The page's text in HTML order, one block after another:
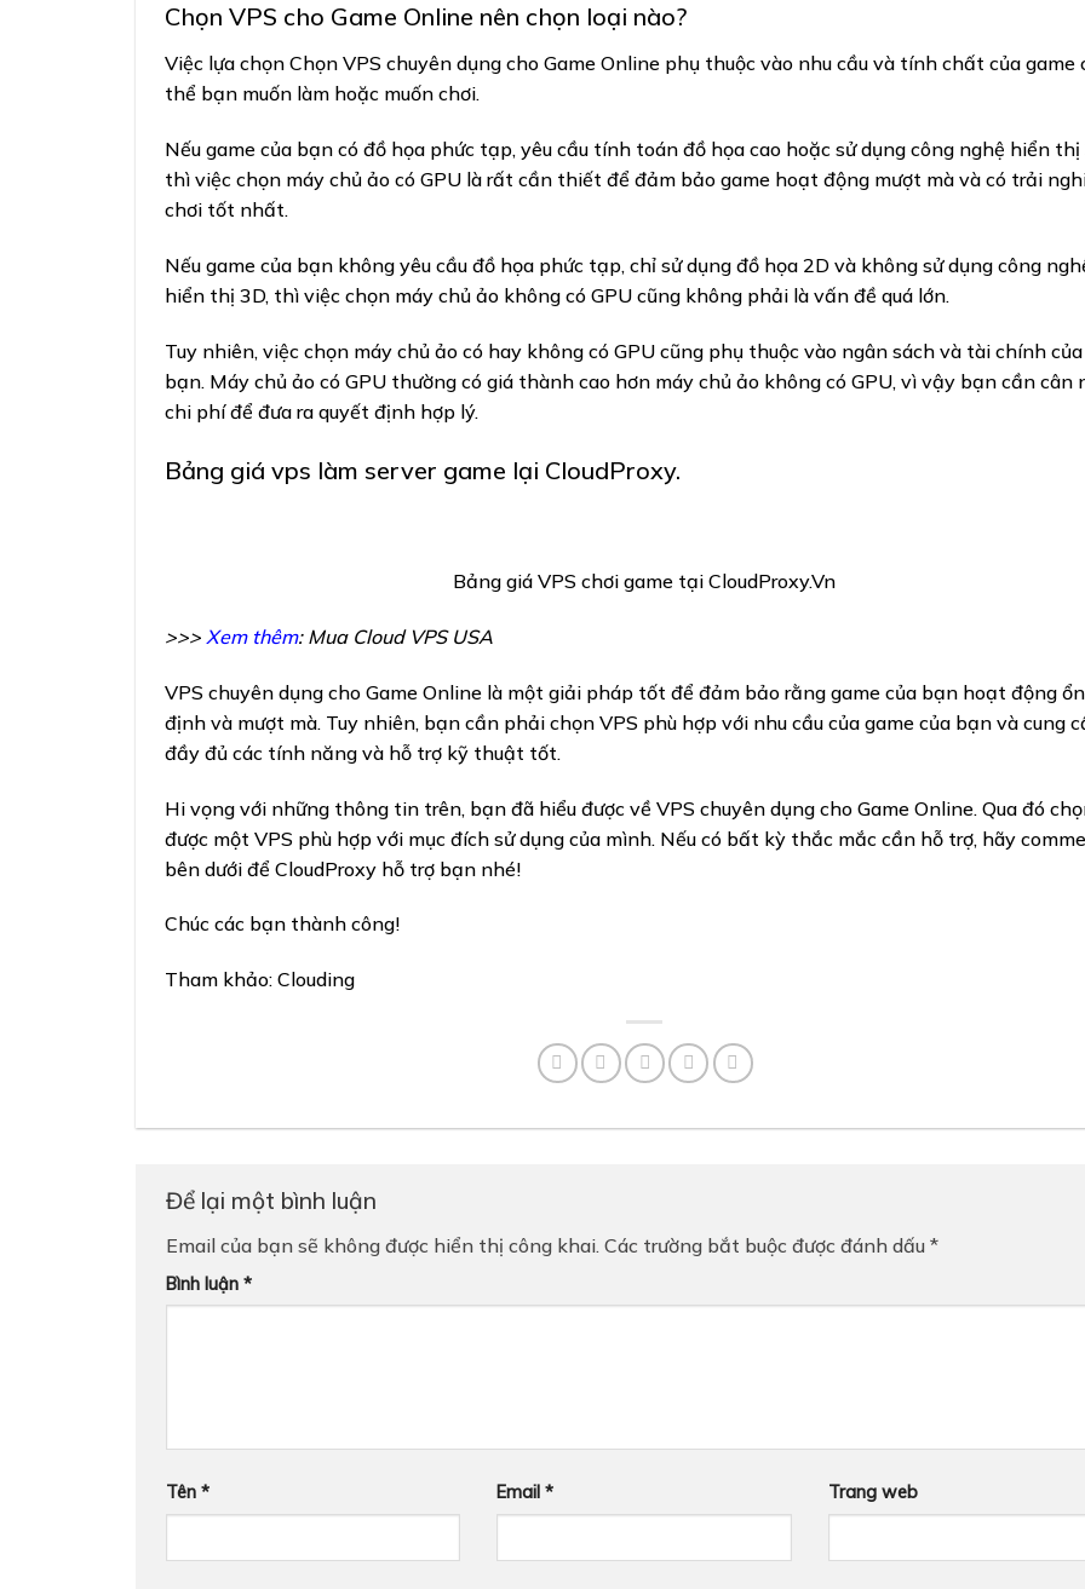
Chọn VPS cho Game Online nên chọn loại nào?
Việc lựa chọn Chọn VPS chuyên dụng cho Game Online phụ thuộc vào nhu cầu và tính chất của game
thể bạn muốn làm hoặc muốn chơi.
Nếu game của bạn có đồ họa phức tạp, yêu cầu tính toán đồ họa cao hoặc sử dụng công nghệ hiển thị
thì việc chọn máy chủ ảo có GPU là rất cần thiết để đảm bảo game hoạt động mượt mà và có trải
chơi tốt nhất.
Nếu game của bạn không yêu cầu đồ họa phức tạp, chỉ sử dụng đồ họa 2D và không sử dụng công
hiển thị 3D, thì việc chọn máy chủ ảo không có GPU cũng không phải là vấn đề quá lớn.
Tuy nhiên, việc chọn máy chủ ảo có hay không có GPU cũng phụ thuộc vào ngân sách và tài chính của
bạn. Máy chủ ảo có GPU thường có giá thành cao hơn máy chủ ảo không có GPU, vì vậy bạn cần cân
chi phí để đưa ra quyết định hợp lý.
Bảng giá vps làm server game lại CloudProxy.
Bảng giá VPS chơi game tại CloudProxy.Vn
>>> Xem thêm: Mua Cloud VPS USA
VPS chuyên dụng cho Game Online là một giải pháp tốt để đảm bảo rằng game của bạn hoạt động ổn
định và mượt mà. Tuy nhiên, bạn cần phải chọn VPS phù hợp với nhu cầu của game của bạn và cung
đầy đủ các tính năng và hỗ trợ kỹ thuật tốt.
Hi vọng với những thông tin trên, bạn đã hiểu được về VPS chuyên dụng cho Game Online. Qua đó
được một VPS phù hợp với mục đích sử dụng của mình. Nếu có bất kỳ thắc mắc cần hỗ trợ, hãy
bên dưới để CloudProxy hỗ trợ bạn nhé!
Chúc các bạn thành công!
Tham khảo: Clouding
Để lại một bình luận
Email của bạn sẽ không được hiển thị công khai. Các trường bắt buộc được đánh dấu *
Bình luận *
Tên * Email* Trang web